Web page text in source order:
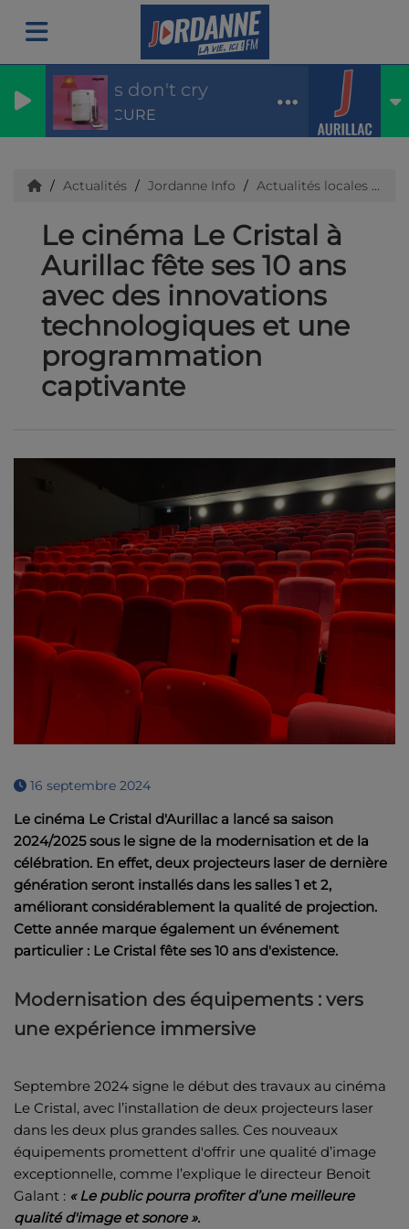
Boys don't cry
THE CURE
Actualités Jordanne Info Actualités locales
Le cinéma Le Cristal à
Aurillac fête ses 10 ans
avec des innovations
technologiques et une
programmation
captivante
16 septembre 2024
Le cinéma Le Cristal d'Aurillac a lancé sa saison
2024/2025 sous le signe de la modernisation et de la
célébration. En effet, deux projecteurs laser de dernière
génération seront installés dans les salles 1 et 2,
améliorant considérablement la qualité de projection.
Cette année marque également un événement
particulier : Le Cristal fête ses 10 ans d'existence.
Modernisation des équipements : vers
une expérience immersive
Septembre 2024 signe le début des travaux au cinéma
Le Cristal, avec l’installation de deux projecteurs laser
dans les deux plus grandes salles. Ces nouveaux
équipements promettent d'offrir une qualité d’image
exceptionnelle, comme l’explique le directeur Benoit
Galant : « Le public pourra profiter d’une meilleure
qualité d'image et sonore ».